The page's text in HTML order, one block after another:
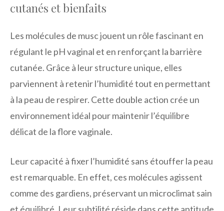
cutanés et bienfaits
Les molécules de musc jouent un rôle fascinant en
régulant le pH vaginal et en renforçant la barrière
cutanée. Grâce à leur structure unique, elles
parviennent à retenir l’humidité tout en permettant
à la peau de respirer. Cette double action crée un
environnement idéal pour maintenir l’équilibre
délicat de la flore vaginale.
Leur capacité à fixer l’humidité sans étouffer la peau
est remarquable. En effet, ces molécules agissent
comme des gardiens, préservant un microclimat sain